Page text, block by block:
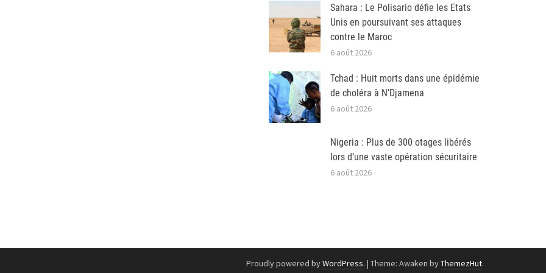
Sahara : Le Polisario défie les Etats
Unis en poursuivant ses attaques
contre le Maroc
6 août 2026
Tchad : Huit morts dans une épidémie
de choléra à N’Djamena
6 août 2026
Nigeria : Plus de 300 otages libérés
lors d’une vaste opération sécuritaire
6 août 2026
Proudly powered byWordPress. | Theme: Awaken byThemezHut.